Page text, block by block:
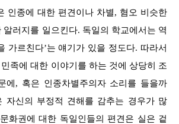
인종에 대한 편견이나 차별, 혐오 비슷한
알러지를 일으킨다. 독일의 학교에서는 역
가르친다’는 얘기가 있을 정도다. 따라서
족에 대한 이야기를 하는 것에 상당히 조
에, 혹은 인종차별주의자 소리를 들을까
자신의 부정적 견해를 감추는 경우가 많
화권에 대한 독일인들의 편견은 실은 겉